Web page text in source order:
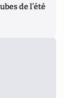
de l’été